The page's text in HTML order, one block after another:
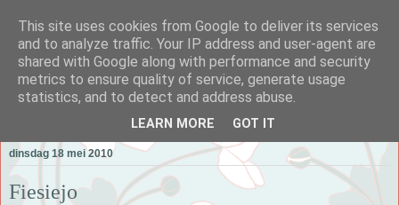
Alle Dagen Mama
dinsdag 18 mei 2010
Fiesiejo
This site uses cookies from Google to deliver its services
and to analyze traffic. Your IP address and user-agent are
shared with Google along with performance and security
metrics to ensure quality of service, generate usage
statistics, and to detect and address abuse.
LEARN MORE GOT IT